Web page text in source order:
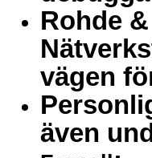
Rohde
vägen
även